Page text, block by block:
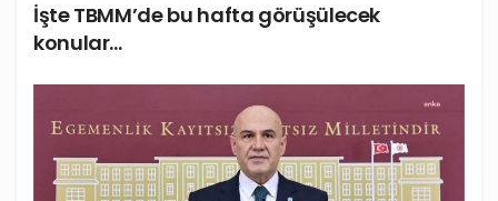
İşte TBMM’de bu hafta görüşülecek
konular…